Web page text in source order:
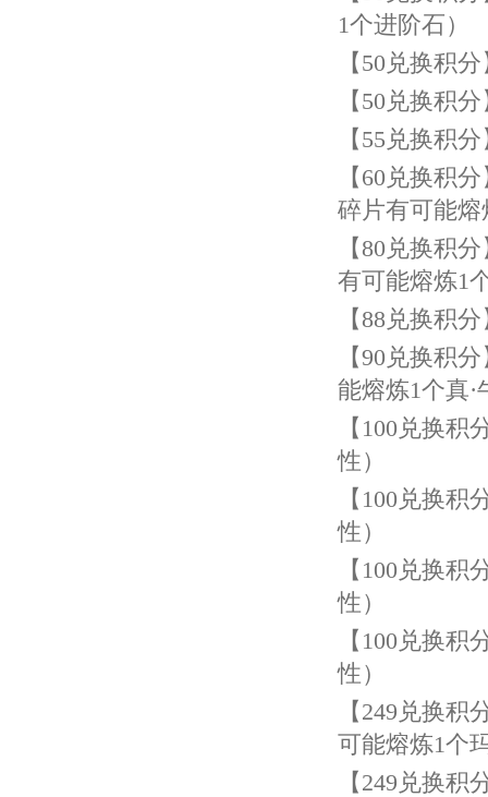
1个进阶石）
【50 兑换积
【50 兑换积
【55 兑换积
【60 兑换积
碎片有可能熔
【80 兑换积
有可能熔炼1
【88 兑换积
【90 兑换积
能熔炼1个真·
【 100 兑换积
性）
【 100 兑换积
性）
【 100 兑换积
性）
【 100 兑换积
性）
【249 兑换积
可能熔炼1个
【249 兑换积